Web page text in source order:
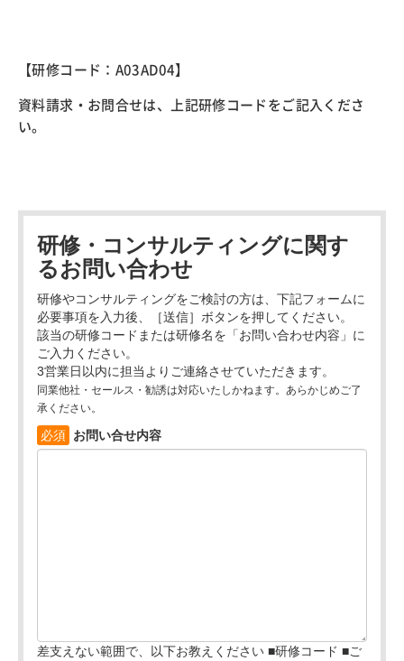
【研修コード：A03AD04】
資料請求・お問合せは、上記研修コードをご記入くださ
い。